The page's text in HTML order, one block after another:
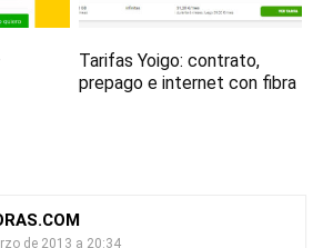
Tarifas Yoigo: contrato,
prepago e internet con fibra
de 2013 a 20:34